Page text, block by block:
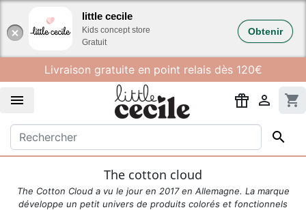
little cecile
Kids concept store
Gratuit
Obtenir
Livraison gratuite en point relais dès 120€
  shopping_cart

The cotton cloud
The Cotton Cloud a vu le jour en 2017 en Allemagne. La marque
développe un petit univers de produits colorés et fonctionnels